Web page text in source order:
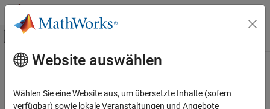
Weiter zum Inhalt
Umschaltung für Off-Canvas-
Startseite der Dokumentation
Hauptinhalt
Start address
Starting address of the input register
Website auswählen
Wählen Sie eine Website aus, um übersetzte Inhalte (sofern
verfügbar) sowie lokale Veranstaltungen und Angebote